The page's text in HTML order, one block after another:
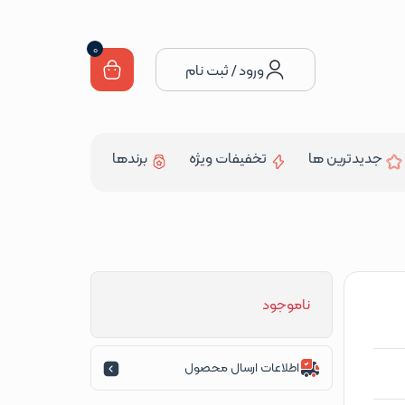
ورود / ثبت نام
0
جدیدترین ها تخفیفات ویژه برندها
ناموجود
اطلاعات ارسال محصول